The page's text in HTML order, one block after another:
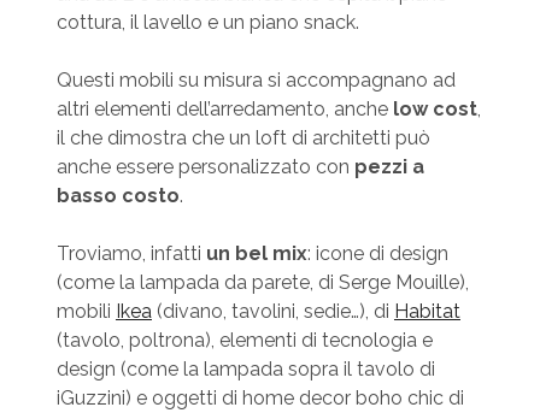
cottura, il lavello e un piano snack.
Questi mobili su misura si accompagnano ad
altri elementi dell’arredamento, anche low cost,
il che dimostra che un loft di architetti può
anche essere personalizzato con pezzi a
basso costo.
Troviamo, infatti un bel mix: icone di design
(come la lampada da parete, di Serge Mouille),
mobili Ikea (divano, tavolini, sedie…), di Habitat
(tavolo, poltrona), elementi di tecnologia e
design (come la lampada sopra il tavolo di
iGuzzini) e oggetti di home decor boho chic di